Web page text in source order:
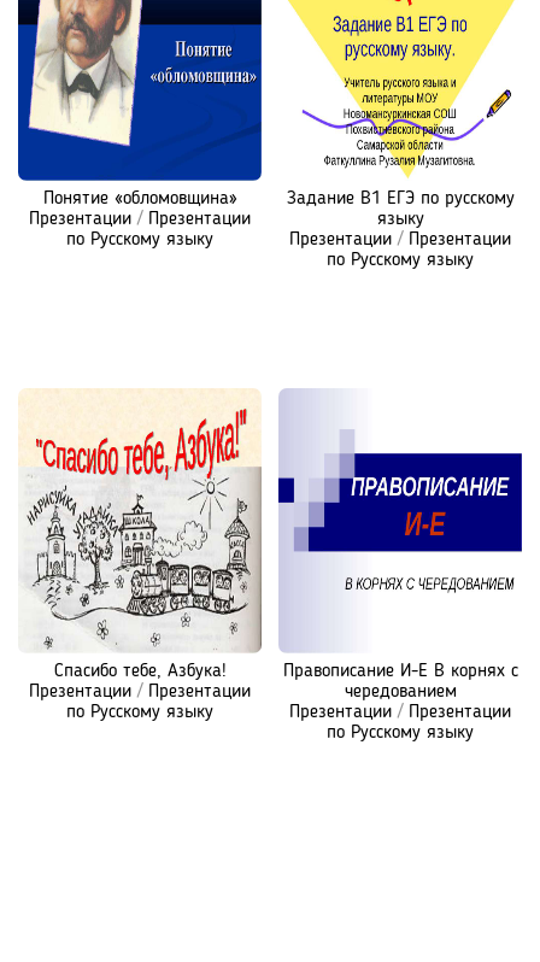
Понятие «обломовщина»
Презентации / Презентации
по Русскому языку
Задание В1 ЕГЭ по русскому
языку
Презентации / Презентации
по Русскому языку
Спасибо тебе, Азбука!
Презентации / Презентации
по Русскому языку
Правописание И-Е В корнях с
чередованием
Презентации / Презентации
по Русскому языку